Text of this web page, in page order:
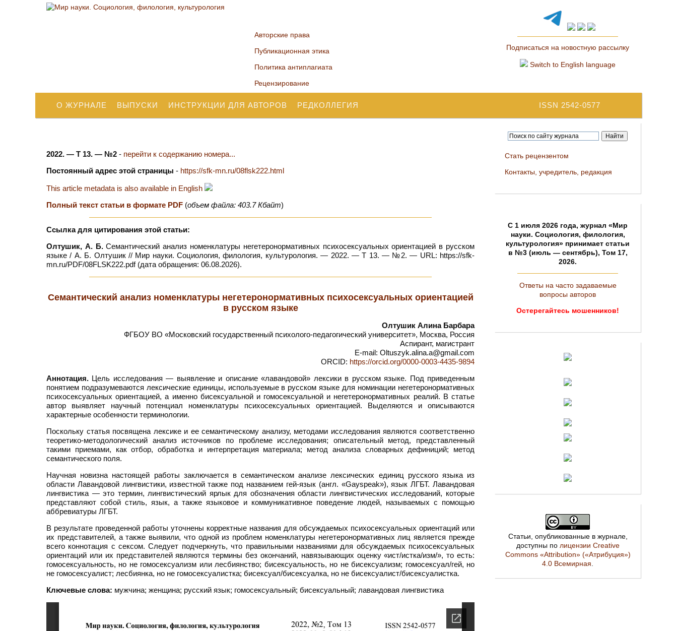
Авторские права
Публикационная этика
Политика антиплагиата
Рецензирование
Подписаться на новостную рассылку
Switch to English language
ISSN 2542-0577
О ЖУРНАЛЕ ВЫПУСКИ ИНСТРУКЦИИ ДЛЯ АВТОРОВ РЕДКОЛЛЕГИЯ
2022. — Т 13. — №2 - перейти к содержанию номера...
Постоянный адрес этой страницы - https://sfk-mn.ru/08flsk222.html
This article metadata is also available in English
Полный текст статьи в формате PDF (объем файла: 403.7 Кбайт)
Ссылка для цитирования этой статьи:
Олтушик, А. Б.Семантический анализ номенклатуры негетеронормативных психосексуальных ориентацией в русском
языке / А. Б. Олтушик // Мир науки. Социология, филология, культурология. — 2022. — Т 13. — №2. — URL: https://sfk-
mn.ru/PDF/08FLSK222.pdf (дата обращения: 06.08.2026).
Семантический анализ номенклатуры негетеронормативных психосексуальных ориентацией
в русском языке
Олтушик Алина Барбара
ФГБОУ ВО «Московский государственный психолого-педагогический университет», Москва, Россия
Аспирант, магистрант
E-mail: Oltuszyk.alina.a@gmail.com
ORCID: https://orcid.org/0000-0003-4435-9894
Аннотация. Цель исследования — выявление и описание «лавандовой» лексики в русском языке. Под приведенным
понятием подразумеваются лексические единицы, используемые в русском языке для номинации негетеронормативных
психосексуальных ориентацией, а именно бисексуальной и гомосексуальной и негетеронормативных реалий. В статье
автор выявляет научный потенциал номенклатуры психосексуальных ориентацией. Выделяются и описываются
характерные особенности терминологии.
Поскольку статья посвящена лексике и ее семантическому анализу, методами исследования являются соответственно
теоретико-методологический анализ источников по проблеме исследования; описательный метод, представленный
такими приемами, как отбор, обработка и интерпретация материала; метод анализа словарных дефиниций; метод
семантического поля.
Научная новизна настоящей работы заключается в семантическом анализе лексических единиц русского языка из
области Лавандовой лингвистики, известной также под названием гей-язык (англ. «Gayspeak»), язык ЛГБТ. Лавандовая
лингвистика — это термин, лингвистический ярлык для обозначения области лингвистических исследований, которые
представляют собой стиль, язык, а также языковое и коммуникативное поведение людей, называемых с помощью
аббревиатуры ЛГБТ.
В результате проведенной работы уточнены корректные названия для обсуждаемых психосексуальных ориентаций или
их представителей, а также выявили, что одной из проблем номенклатуры негетеронормативных лиц является прежде
всего коннотация с сексом. Cледует подчеркнуть, что правильными названиями для обсуждаемых психосексуальных
ориентаций или их представителей являются термины без окончаний, навязывающих оценку «ист/истка/изм/», то есть:
гомосексуальность, но не гомосексуализм или лесбиянство; бисексуальность, но не бисексуализм; гомосексуал/гей, но
не гомосексуалист; лесбиянка, но не гомосексуалистка; бисексуал/бисексуалка, но не бисексуалист/бисексуалистка.
Ключевые слова: мужчина; женщина; русский язык; гомосексуальный; бисексуальный; лавандовая лингвистика
Стать рецензентом
Контакты, учредитель, редакция
C 1 июля 2026 года, журнал «Мир
науки. Социология, филология,
культурология» принимает статьи
в №3 (июль — сентябрь), Том 17,
2026.
Ответы на часто задаваемые
вопросы авторов
Остерегайтесь мошенников!
Статьи, опубликованные в журнале,
доступны по лицензии Creative
Commons «Attribution» («Атрибуция»)
4.0 Всемирная